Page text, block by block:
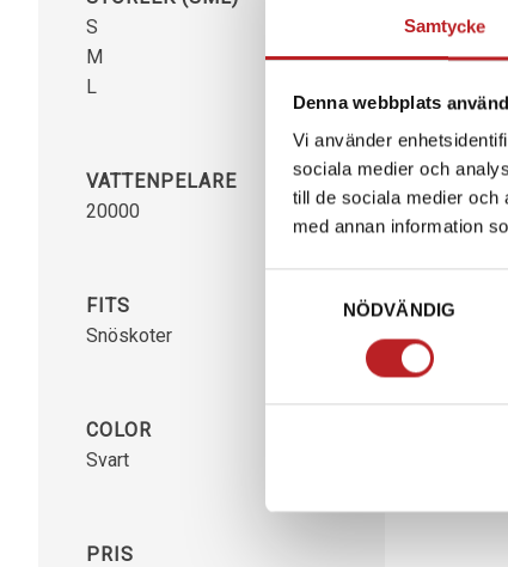
Samtycke
Denna webbplats
Vi använder
sociala medier och
till de sociala medier och
med annan information
NÖDVÄNDIG
S
M 1
L
VATTENPELARE
20000
FITS
Snöskoter
COLOR
Svart
PRIS